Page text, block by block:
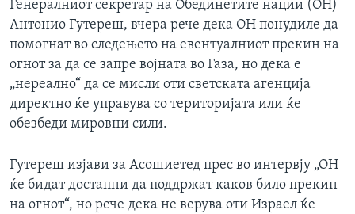
Генералниот секретар на Обединетите нации (ОН)
Антонио Гутереш, вчера рече дека ОН понудиле да
помогнат во следењето на евентуалниот прекин на
огнот за да се запре војната во Газа, но дека е
„нереално“ да се мисли оти светската агенција
директно ќе управува со територијата или ќе
обезбеди мировни сили.
Гутереш изјави за Асошиетед прес во интервју „ОН
ќе бидат достапни да поддржат каков било прекин
на огнот“, но рече дека не верува оти Израел ќе